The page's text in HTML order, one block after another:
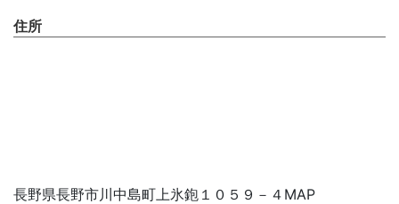
住所
長野県長野市川中島町上氷鉋１０５９－４MAP